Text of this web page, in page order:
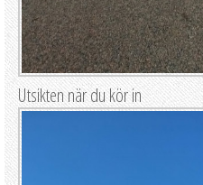
Utsikten när du kör in